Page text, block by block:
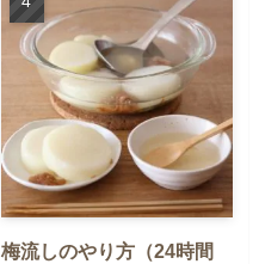
梅流しのやり方（24時間